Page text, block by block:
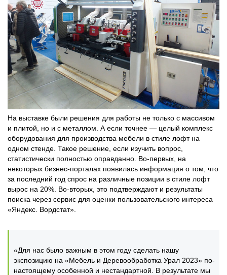
На выставке были решения для работы не только с массивом
и плитой, но и с металлом. А если точнее — целый комплекс
оборудования для производства мебели в стиле лофт на
одном стенде. Такое решение, если изучить вопрос,
статистически полностью оправданно. Во-первых, на
некоторых бизнес-порталах появилась информация о том, что
за последний год спрос на различные позиции в стиле лофт
вырос на 20%. Во-вторых, это подтверждают и результаты
поиска через сервис для оценки пользовательского интереса
«Яндекс. Вордстат».
«Для нас было важным в этом году сделать нашу
экспозицию на «Мебель и Деревообработка Урал 2023» по-
настоящему особенной и нестандартной. В результате мы